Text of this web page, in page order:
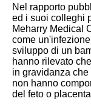
Nel rapporto
ed i suoi colleghi
Meharry Medical
come
sviluppo di un
hanno rilevato
in gravidanza
non hanno
del feto o